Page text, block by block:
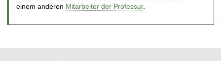
einem anderen Mitarbeiter der Professur.